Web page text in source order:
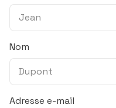
Nom
Adresse e-mail